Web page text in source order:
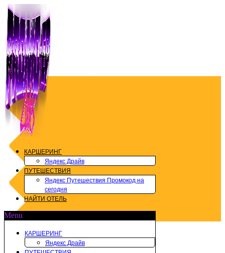
Перейти
содержимому
КАРШЕРИНГ
Яндекс Драйв
ПУТЕШЕСТВИЯ
Яндекс Путешествия Промокод на
сегодня
НАЙТИ ОТЕЛЬ
Menu
КАРШЕРИНГ
Яндекс Драйв